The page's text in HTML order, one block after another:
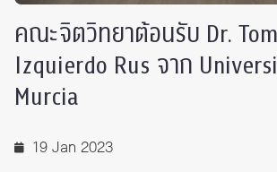
คณะจิตวิทยาต้อนรับ Dr.
Izquierdo Rus จาก
Murcia
19 Jan 2023